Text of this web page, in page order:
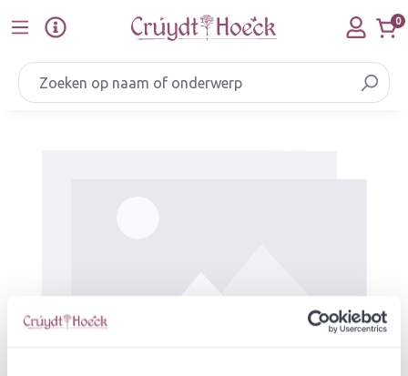
Ga naar de hoofdinhoud 0